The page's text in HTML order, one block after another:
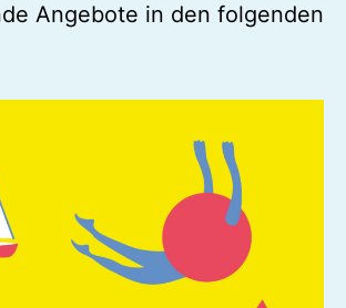
Angebote in den folgenden